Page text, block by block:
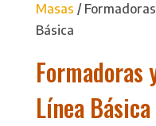
Masas /
Básica
Formadoras
Línea Básica